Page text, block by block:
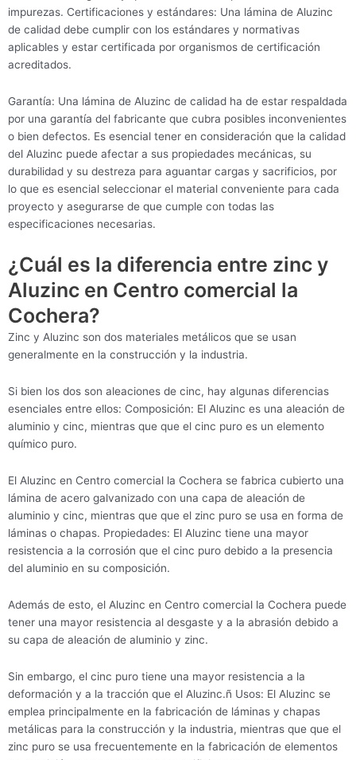
impurezas. Certificaciones y estándares: Una lámina de Aluzinc
de calidad debe cumplir con los estándares y normativas
aplicables y estar certificada por organismos de certificación
acreditados.
Garantía: Una lámina de Aluzinc de calidad ha de estar respaldada
por una garantía del fabricante que cubra posibles inconvenientes
o bien defectos. Es esencial tener en consideración que la calidad
del Aluzinc puede afectar a sus propiedades mecánicas, su
durabilidad y su destreza para aguantar cargas y sacrificios, por
lo que es esencial seleccionar el material conveniente para cada
proyecto y asegurarse de que cumple con todas las
especificaciones necesarias.
¿Cuál es la diferencia entre zinc y
Aluzinc en Centro comercial la
Cochera?
Zinc y Aluzinc son dos materiales metálicos que se usan
generalmente en la construcción y la industria.
Si bien los dos son aleaciones de cinc, hay algunas diferencias
esenciales entre ellos: Composición: El Aluzinc es una aleación de
aluminio y cinc, mientras que que el cinc puro es un elemento
químico puro.
El Aluzinc en Centro comercial la Cochera se fabrica cubierto una
lámina de acero galvanizado con una capa de aleación de
aluminio y cinc, mientras que que el zinc puro se usa en forma de
láminas o chapas. Propiedades: El Aluzinc tiene una mayor
resistencia a la corrosión que el cinc puro debido a la presencia
del aluminio en su composición.
Además de esto, el Aluzinc en Centro comercial la Cochera puede
tener una mayor resistencia al desgaste y a la abrasión debido a
su capa de aleación de aluminio y zinc.
Sin embargo, el cinc puro tiene una mayor resistencia a la
deformación y a la tracción que el Aluzinc.ñ Usos: El Aluzinc se
emplea principalmente en la fabricación de láminas y chapas
metálicas para la construcción y la industria, mientras que que el
zinc puro se usa frecuentemente en la fabricación de elementos